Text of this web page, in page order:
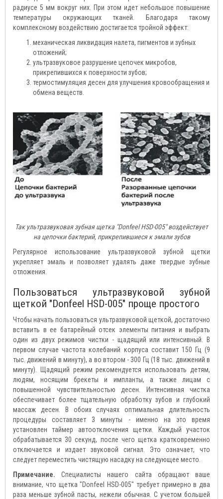
радиусе 5 мм вокруг них. При этом идет небольшое повышение
температуры окружающих тканей. Благодаря такому
комплексному воздействию достигается тройной эффект:
механическая ликвидация налета, пигментов и зубных
отложений;
ультразвуковое разрушение цепочек микробов,
прикрепившихся к поверхности зубов;
термостимуляция десен для улучшения кровообращения и
обмена веществ.
Так ультразвуковая зубная щетка "Donfeel HSD-005" воздействует
на цепочки бактерий, прикрепившиеся к эмали зубов
Регулярное использование ультразвуковой зубной щетки
укрепляет эмаль и позволяет удалять даже твердые зубные
отложения.
Пользоваться ультразвуковой зубной
щеткой "Donfeel HSD-005" проще простого
Чтобы начать пользоваться ультразвуковой щеткой, достаточно
вставить в ее батарейный отсек элементы питания и выбрать
один из двух режимов чистки - щадящий или интенсивный. В
первом случае частота колебаний корпуса составит 150 Гц (9
тыс. движений в минуту), а во втором - 300 Гц (18 тыс. движений в
минуту). Щадящий режим рекомендуется использовать детям,
людям, носящим брекеты и импланты, а также лицам с
повышенной чувствительностью десен. Интенсивная чистка
обеспечивает более тщательную обработку зубов и глубокий
массаж десен. В обоих случаях оптимальная длительность
процедуры составляет 3 минуты - именно на это время
установлен таймер автоотключения щетки. Каждый участок
обрабатывается 30 секунд, после чего щетка кратковременно
отключается и издает звуковой сигнал. Это означает, что
следует переместить чистящую насадку на следующее место.
Примечание. Специалисты нашего сайта обращают ваше
внимание, что щетка "Donfeel HSD-005" требует примерно в два
раза меньше зубной пасты, нежели обычная. С учетом большей